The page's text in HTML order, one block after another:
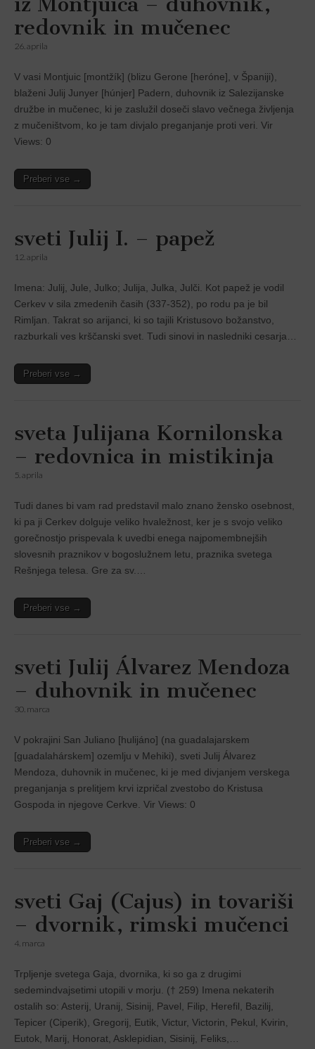
redovnik in mučenec
26. aprila
V vasi Montjuic [montžík] (blizu Gerone [heróne], v Španiji),
blaženi Julij Junyer [húnjer] Padern, duhovnik iz Salezijanske
družbe in mučenec, ki je zaslužil doseči slavo večnega življenja
z mučeništvom, ko je tam divjalo preganjanje proti veri. Vir
Views: 0
Preberi vse →
sveti Julij I. – papež
12. aprila
Imena: Julij, Jule, Julko; Julija, Julka, Julči. Kot papež je vodil
Cerkev v sila zmedenih časih (337-352), po rodu pa je bil
Rimljan. Takrat so arijanci, ki so tajili Kristusovo božanstvo,
razburkali ves krščanski svet. Tudi sinovi in nasledniki cesarja…
Preberi vse →
sveta Julijana Kornilonska
– redovnica in mistikinja
5. aprila
Tudi danes bi vam rad predstavil malo znano žensko osebnost,
ki pa ji Cerkev dolguje veliko hvaležnost, ker je s svojo veliko
gorečnostjo prispevala k uvedbi enega najpomembnejših
slovesnih praznikov v bogoslužnem letu, praznika svetega
Rešnjega telesa. Gre za sv.…
Preberi vse →
sveti Julij Álvarez Mendoza
– duhovnik in mučenec
30. marca
V pokrajini San Juliano [hulijáno] (na guadalajarskem
[guadalahárskem] ozemlju v Mehiki), sveti Julij Álvarez
Mendoza, duhovnik in mučenec, ki je med divjanjem verskega
preganjanja s prelitjem krvi izpričal zvestobo do Kristusa
Gospoda in njegove Cerkve. Vir Views: 0
Preberi vse →
sveti Gaj (Cajus) in tovariši
– dvornik, rimski mučenci
4. marca
Trpljenje svetega Gaja, dvornika, ki so ga z drugimi
sedemindvajsetimi utopili v morju. († 259) Imena nekaterih
ostalih so: Asterij, Uranij, Sisinij, Pavel, Filip, Herefil, Bazilij,
Tepicer (Ciperik), Gregorij, Eutik, Victur, Victorin, Pekul, Kvirin,
Eutok, Marij, Honorat, Asklepidian, Sisinij, Feliks,…